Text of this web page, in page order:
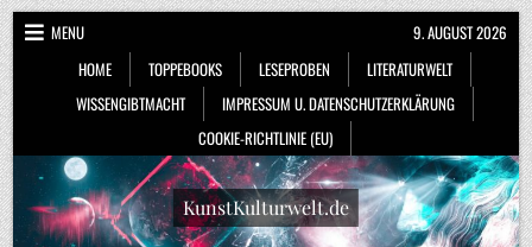
Skip
to
content
MENU
HOME
TOPPEBOOKS LESEPROBEN
LITERATURWELT
WISSENGIBTMACHT
IMPRESSUM U. DATENSCHUTZERKLÄRUNG
COOKIE-RICHTLINIE (EU)
9. AUGUST 2026
KunstKulturwelt.de